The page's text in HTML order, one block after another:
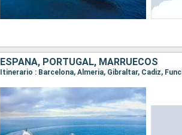
ESPAÑA, PORTUGAL, MARRUECOS